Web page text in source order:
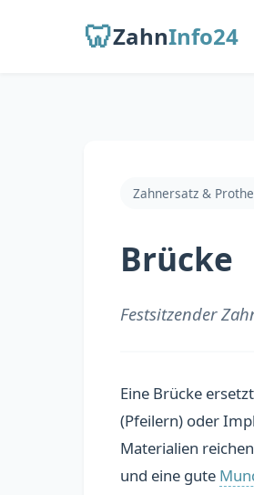
🦷ZahnInfo24
Zahnersatz &
Brücke
Festsitzender
Eine Brücke
(Pfeilern) oder
Materialien
und eine gute